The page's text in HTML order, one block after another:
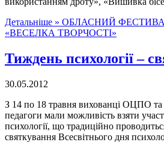
Детальніше » ОБЛАСНИЙ
«ВЕСЕЛКА ТВОРЧОСТІ»
Тиждень психології –
30.05.2012
З 14 по 18 травня вихованці ОЦПО та
педагоги мали можливість взяти
психології, що традиційно
святкування Всесвітнього дня